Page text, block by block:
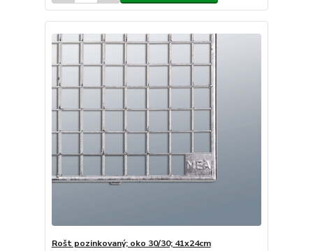
Rošt pozinkovaný; oko 30/30; 41x24cm